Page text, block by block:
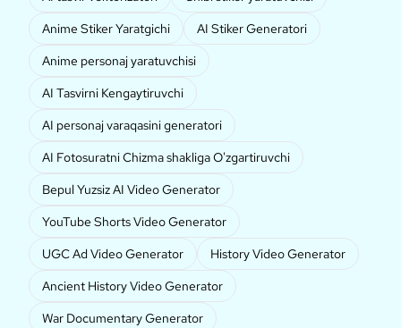
Anime Stiker Yaratgichi
AI Stiker Generatori
Anime personaj yaratuvchisi
AI Tasvirni Kengaytiruvchi
AI personaj varaqasini generatori
AI Fotosuratni Chizma shakliga O'zgartiruvchi
Bepul Yuzsiz AI Video Generator
YouTube Shorts Video Generator
UGC Ad Video Generator
History Video Generator
Ancient History Video Generator
War Documentary Generator